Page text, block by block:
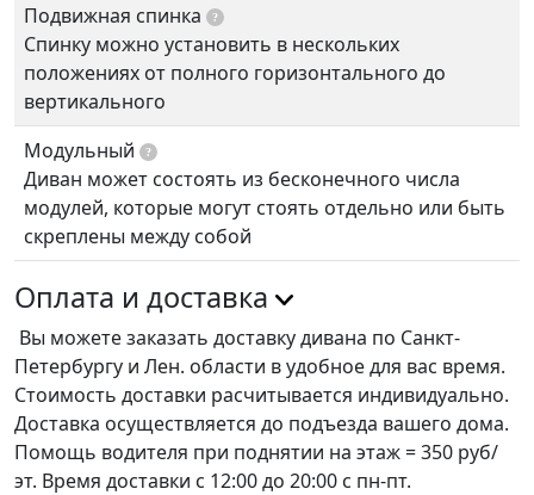
Подвижная спинка
?
Спинку можно установить в нескольких
положениях от полного горизонтального до
вертикального
Модульный
?
Диван может состоять из бесконечного числа
модулей, которые могут стоять отдельно или быть
скреплены между собой
Оплата и доставка
Вы можете заказать доставку дивана по Санкт-
Петербургу и Лен. области в удобное для вас время.
Стоимость доставки расчитывается индивидуально.
Доставка осуществляется до подъезда вашего дома.
Помощь водителя при поднятии на этаж = 350 руб/
эт. Время доставки с 12:00 до 20:00 с пн-пт.